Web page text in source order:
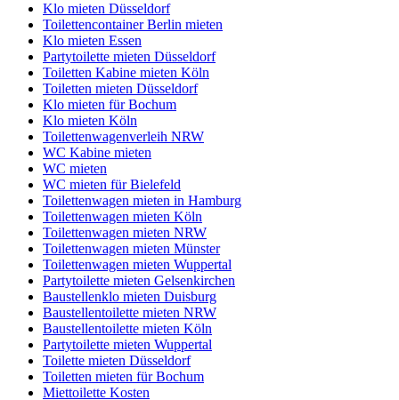
Klo mieten Düsseldorf
Toilettencontainer Berlin mieten
Klo mieten Essen
Partytoilette mieten Düsseldorf
Toiletten Kabine mieten Köln
Toiletten mieten Düsseldorf
Klo mieten für Bochum
Klo mieten Köln
Toilettenwagenverleih NRW
WC Kabine mieten
WC mieten
WC mieten für Bielefeld
Toilettenwagen mieten in Hamburg
Toilettenwagen mieten Köln
Toilettenwagen mieten NRW
Toilettenwagen mieten Münster
Toilettenwagen mieten Wuppertal
Partytoilette mieten Gelsenkirchen
Baustellenklo mieten Duisburg
Baustellentoilette mieten NRW
Baustellentoilette mieten Köln
Partytoilette mieten Wuppertal
Toilette mieten Düsseldorf
Toiletten mieten für Bochum
Miettoilette Kosten